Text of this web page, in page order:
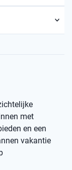
met
en een
vakantie